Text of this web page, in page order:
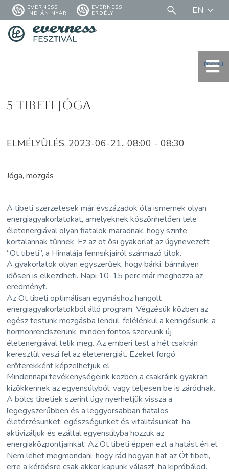
EVERNESS
INDIÁN NYÁR
EVERNESS
ERDÉLY
EN
menü
5 tibeti jóga
ELMÉLYÜLÉS, 2023-06-21., 08:00 - 08:30
Jóga, mozgás
A tibeti szerzetesek már évszázadok óta ismernek olyan
energiagyakorlatokat, amelyeknek köszönhetően tele
életenergiával olyan fiatalok maradnak, hogy szinte
kortalannak tűnnek. Ez az öt ősi gyakorlat az úgynevezett
“Öt tibeti”, a Himalája fennsíkjairól származó titok.
A gyakorlatok olyan egyszerűek, hogy bárki, bármilyen
idősen is elkezdheti. Napi 10-15 perc már meghozza az
eredményt.
Az Öt tibeti optimálisan egymáshoz hangolt
energiagyakorlatokból álló program. Végzésük közben az
egész testünk mozgásba lendül, felélénkül a keringésünk, a
hormonrendszerünk, minden fontos szervünk új
életenergiával telik meg. Az emberi test a hét csakrán
keresztül veszi fel az életenergiát. Ezeket forgó
erőterekként képzelhetjük el.
Mindennapi tevékenységeink közben a csakráink gyakran
kizökkennek az egyensúlyból, vagy teljesen be is záródnak.
A bölcs tibetiek szerint úgy nyerhetjük vissza a
legegyszerűbben és a leggyorsabban fiatalos
életérzésünket, egészségünket és vitalitásunkat, ha
aktivizáljuk és ezáltal egyensúlyba hozzuk az
energiaközpontjainkat. Az Öt tibeti éppen ezt a hatást éri el.
Nem lehet megmondani, hogy rád hogyan hat az Öt tibeti,
erre a kérdésre csak akkor kapunk választ, ha kipróbálod.